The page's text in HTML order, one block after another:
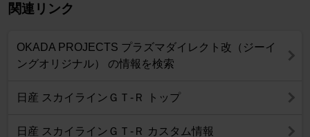
関連リンク
OKADA PROJECTS プラズマダイレクト改（ジーイ
ングオリジナル） の情報を検索
日産 スカイラインＧＴ‐Ｒ トップ
日産 スカイラインＧＴ‐Ｒ カスタム情報